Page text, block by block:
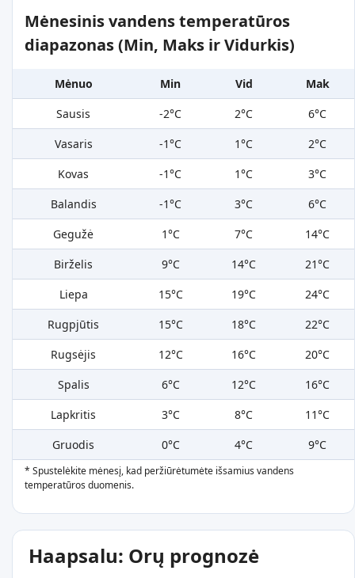
Mėnesinis vandens temperatūros
diapazonas (Min, Maks ir Vidurkis)
Mėnuo Min Vid
Mak
Sausis
-2°C 2°C
6°C
Vasaris
-1°C 1°C
2°C
Kovas
-1°C 1°C
3°C
Balandis
-1°C 3°C
6°C
Gegužė
1°C 7°C
14°C
Birželis
9°C 14°C
21°C
Liepa
15°C 19°C
24°C
Rugpjūtis
15°C 18°C
22°C
Rugsėjis
12°C 16°C
20°C
Spalis
6°C 12°C
16°C
Lapkritis
3°C 8°C
11°C
Gruodis
0°C 4°C 9°C
* Spustelėkite mėnesį, kad peržiūrėtumėte išsamius vandens
temperatūros duomenis.
Haapsalu: Orų prognozė